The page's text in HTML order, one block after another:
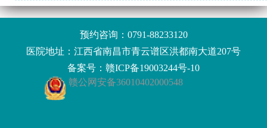
预约咨询： 0791-88233120
医院地址：江西省南昌市青云谱区洪都南大道207号
备案号： 赣ICP备19003244号-10
赣公网安备36010402000548